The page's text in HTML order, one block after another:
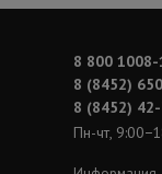
8 800 1008-
8 (8452)
8 (8452)
Пн-чт,